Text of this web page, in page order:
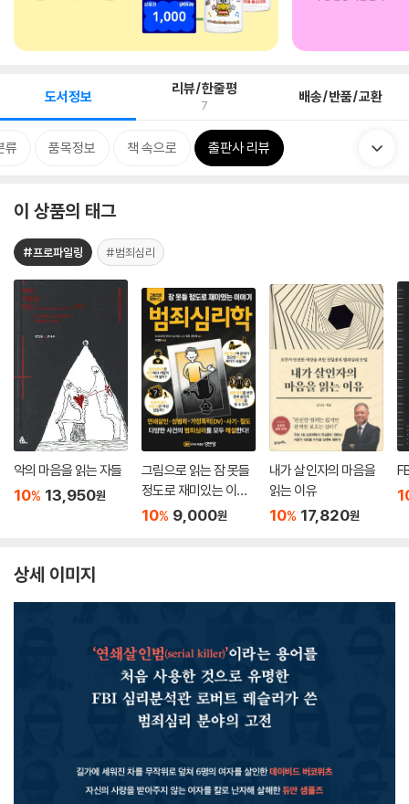
도서정보 리뷰/한줄평
7 배송/반품/교환
류 품목정보 책 속으로 출판사 리뷰
이 상품의 태그
#프로파일링 #범죄심리
악의 마음을 읽는 자들
10% 13,950원
그림으로 읽는 잠 못들
정도로 재미있는 이야
기 : 범죄심리학
10% 9,000원
내가 살인자의 마음을
읽는 이유
10% 17,820원
상세 이미지